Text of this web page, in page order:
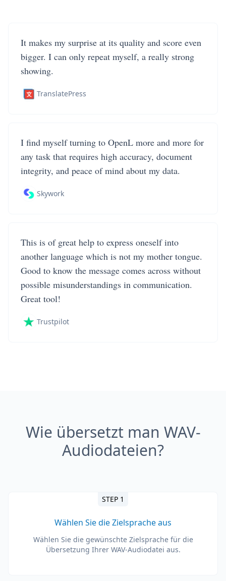
It makes my surprise at its quality and score even
bigger. I can only repeat myself, a really strong
showing.
TranslatePress
I find myself turning to OpenL more and more for
any task that requires high accuracy, document
integrity, and peace of mind about my data.
Skywork
This is of great help to express oneself into
another language which is not my mother tongue.
Good to know the message comes across without
possible misunderstandings in communication.
Great tool!
Trustpilot
Wie übersetzt man WAV-
Audiodateien?
STEP 1
Wählen Sie die Zielsprache aus
Wählen Sie die gewünschte Zielsprache für die
Übersetzung Ihrer WAV-Audiodatei aus.